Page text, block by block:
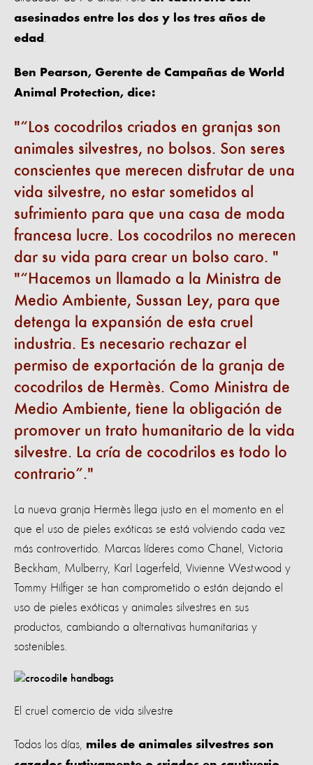
asesinados entre los dos y los tres años de
edad
Ben Pearson, Gerente de Campañas de World
Animal Protection, dice:
“Los cocodrilos criados en granjas son
animales silvestres, no bolsos. Son seres
conscientes que merecen disfrutar de una
vida silvestre, no estar sometidos al
sufrimiento para que una casa de moda
francesa lucre. Los cocodrilos no merecen
dar su vida para crear un bolso caro.
“Hacemos un llamado a la Ministra de
Medio Ambiente, Sussan Ley, para que
detenga la expansión de esta cruel
industria. Es necesario rechazar el
permiso de exportación de la granja de
cocodrilos de Hermès. Como Ministra de
Medio Ambiente, tiene la obligación de
promover un trato humanitario de la vida
silvestre. La cría de cocodrilos es todo lo
contrario”.
La nueva granja Hermès llega justo en el momento en el
que el uso de pieles exóticas se está volviendo cada vez
más controvertido. Marcas líderes como Chanel, Victoria
Beckham, Mulberry, Karl Lagerfeld, Vivienne Westwood y
Tommy Hilfiger se han comprometido o están dejando el
uso de pieles exóticas y animales silvestres en sus
productos, cambiando a alternativas humanitarias y
sostenibles.
El cruel comercio de vida silvestre
Todos los días, miles de animales silvestres son